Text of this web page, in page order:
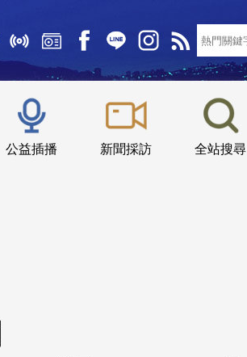
公益插播 新聞採訪 全站搜尋